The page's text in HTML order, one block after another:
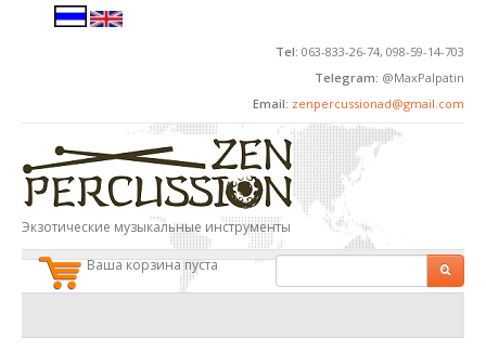
Перейти к основному содержанию
Tel: 063-833-26-74, 098-59-14-703
Telegram: @MaxPalpatin
Email: zenpercussionad@gmail.com
Экзотические музыкальные инструменты
Ваша корзина пуста